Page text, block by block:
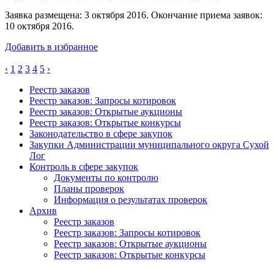
Заявка размещена: 3 октября 2016. Окончание приема заявок:
10 октября 2016.
Добавить в избранное
‹ 1 2 3 4 5 ›
Реестр заказов
Реестр заказов: Запросы котировок
Реестр заказов: Открытые аукционы
Реестр заказов: Открытые конкурсы
Законодательство в сфере закупок
Закупки Администрации муниципального округа Сухой
Лог
Контроль в сфере закупок
Документы по контролю
Планы проверок
Информация о результатах проверок
Архив
Реестр заказов
Реестр заказов: Запросы котировок
Реестр заказов: Открытые аукционы
Реестр заказов: Открытые конкурсы